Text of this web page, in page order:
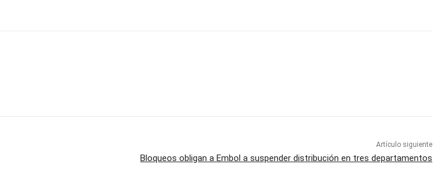
Artículo siguiente
Bloqueos obligan a Embol a suspender distribución en tres departamentos